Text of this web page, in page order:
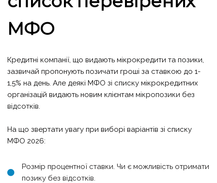
МФО
Кредитні компанії, що видають мікрокредити та позики,
зазвичай пропонують позичати гроші за ставкою до 1-
1,5% на день. Але деякі МФО зі списку мікрокредитних
організацій видають новим клієнтам мікропозики без
відсотків.
На що звертати увагу при виборі варіантів зі списку
МФО 2026:
Розмір процентної ставки. Чи є можливість отримати
позику без відсотків.